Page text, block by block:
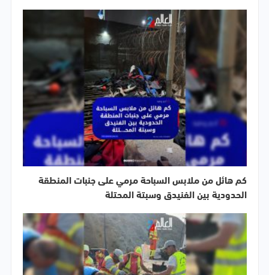
كم هائل من ملابس السباحة مرمي على جنبات المنطقة
الحدودية بين الفنيدق وسبتة المحتلة